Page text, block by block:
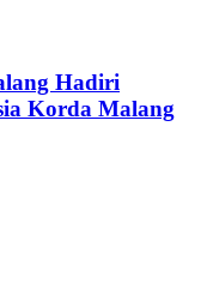
Hadiri
Korda Malang